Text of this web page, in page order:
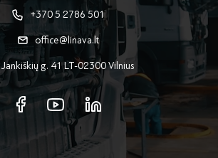
+370 5 2786 501
office@linava.lt
Jankiškių g. 41 LT-02300 Vilnius